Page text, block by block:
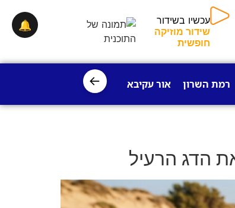
עכשיו בשידור
שידור מוזיקה
חופשית
רמת השרון אור עקיבא פרדס חנה
←
הדג הרעיל
🔔